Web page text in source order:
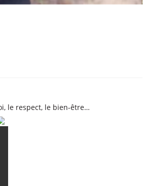
le respect, le bien-être…